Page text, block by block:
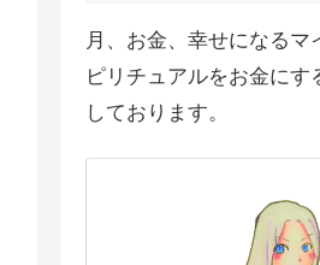
月、お金、幸せになるマ
ピリチュアルをお金にす
しております。